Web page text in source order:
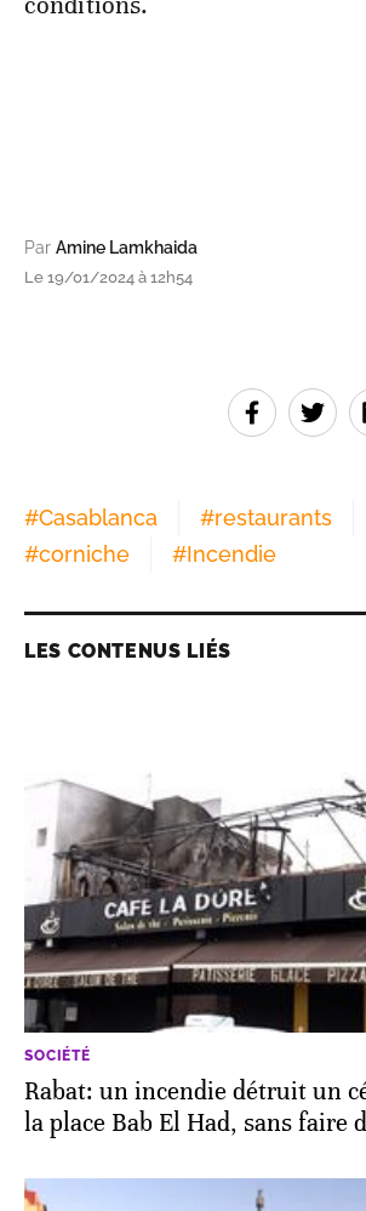
Par Amine Lamkhaida
Le 19/01/2024 à 12h54
#Casablanca #restaurants
#corniche #Incendie
LES CONTENUS LIÉS
SOCIÉTÉ
Rabat: un incendie détruit un
la place Bab El Had, sans faire